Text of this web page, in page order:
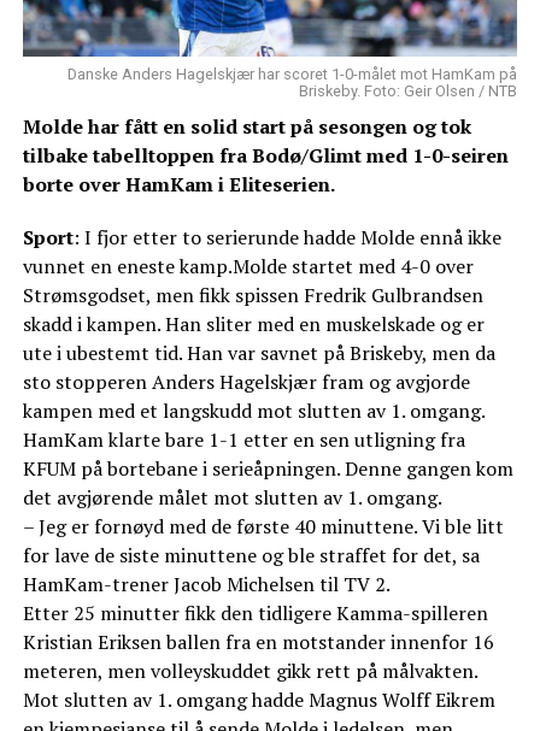
Danske Anders Hagelskjær har scoret 1-0-målet mot HamKam på
Briskeby. Foto: Geir Olsen / NTB
Molde har fått en solid start på sesongen og tok
tilbake tabelltoppen fra Bodø/Glimt med 1-0-seiren
borte over HamKam i Eliteserien.
Sport: I fjor etter to serierunde hadde Molde ennå ikke
vunnet en eneste kamp.Molde startet med 4-0 over
Strømsgodset, men fikk spissen Fredrik Gulbrandsen
skadd i kampen. Han sliter med en muskelskade og er
ute i ubestemt tid. Han var savnet på Briskeby, men da
sto stopperen Anders Hagelskjær fram og avgjorde
kampen med et langskudd mot slutten av 1. omgang.
HamKam klarte bare 1-1 etter en sen utligning fra
KFUM på bortebane i serieåpningen. Denne gangen kom
det avgjørende målet mot slutten av 1. omgang.
– Jeg er fornøyd med de første 40 minuttene. Vi ble litt
for lave de siste minuttene og ble straffet for det, sa
HamKam-trener Jacob Michelsen til TV 2.
Etter 25 minutter fikk den tidligere Kamma-spilleren
Kristian Eriksen ballen fra en motstander innenfor 16
meteren, men volleyskuddet gikk rett på målvakten.
Mot slutten av 1. omgang hadde Magnus Wolff Eikrem